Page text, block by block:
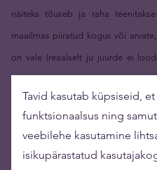
näiteks tõuseb ja raha
maailmas piiratud kogus või
on vale (reaalselt ju juurde ei
veelgi keerulisem.
Kulla hinna tõus tähendab
sõnadega inflatsioon ei ole mitte
Tavid kasutab küpsiseid,
funktsionaalsus ning
veebilehe kasutamine
isikupärastatud